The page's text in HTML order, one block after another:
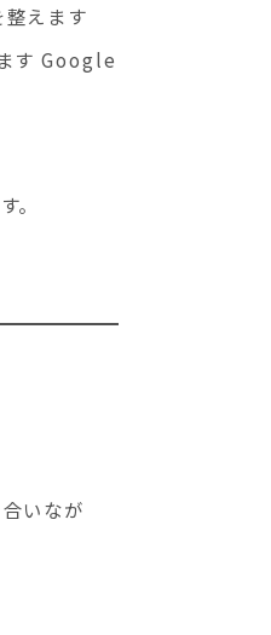
えます
す Google
。
いなが